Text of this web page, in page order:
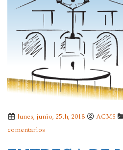
lunes, junio, 25th, 2018 ACMS
comentarios